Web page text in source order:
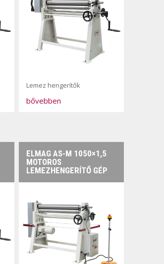
Lemez hengerítők
bővebben
ELMAG AS-M 1050×1,5
MOTOROS
LEMEZHENGERÍTŐ GÉP